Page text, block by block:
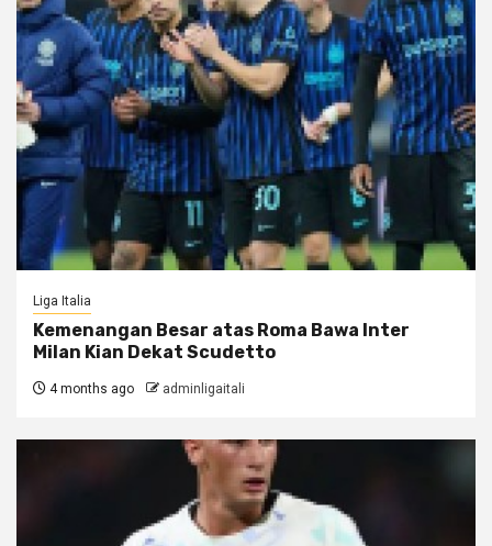
Liga Italia
Kemenangan Besar atas Roma Bawa Inter
Milan Kian Dekat Scudetto
4 months ago adminligaitali